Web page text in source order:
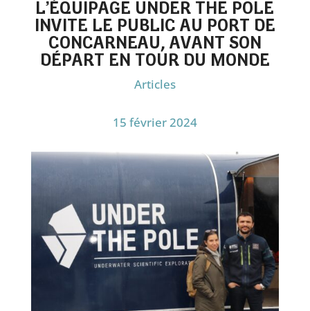
L’ÉQUIPAGE UNDER THE POLE
INVITE LE PUBLIC AU PORT DE
CONCARNEAU, AVANT SON
DÉPART EN TOUR DU MONDE
Articles
15 février 2024